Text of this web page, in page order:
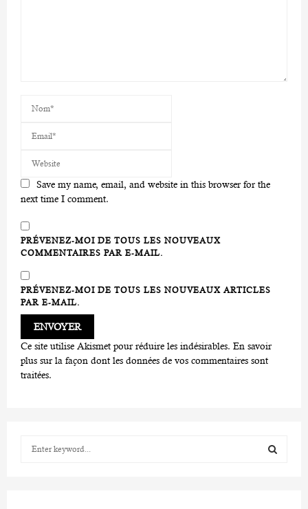
Save my name, email, and website in this browser for the
next time I comment.
PRÉVENEZ-MOI DE TOUS LES NOUVEAUX
COMMENTAIRES PAR E-MAIL.
PRÉVENEZ-MOI DE TOUS LES NOUVEAUX ARTICLES
PAR E-MAIL.
Ce site utilise Akismet pour réduire les indésirables. En savoir
plus sur la façon dont les données de vos commentaires sont
traitées.